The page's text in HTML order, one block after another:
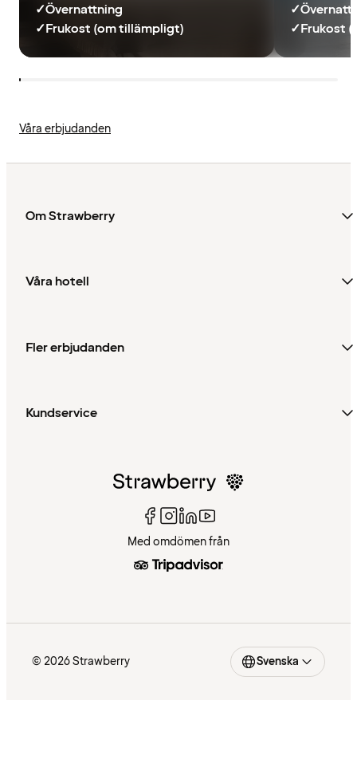
✓Övernattning
✓Frukost (om tillämpligt)
✓
✓Frukost
Våra erbjudanden
Om Strawberry
Våra hotell
Fler erbjudanden
Kundservice
Med omdömen från
© 2026 Strawberry Svenska